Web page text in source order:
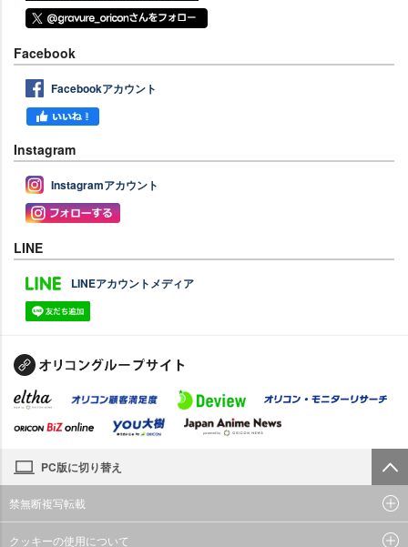
Facebook
Facebookアカウント
Instagram
Instagramアカウント
LINE
LINEアカウントメディア
PC版に切り替え
禁無断複写転載
クッキーの使用について